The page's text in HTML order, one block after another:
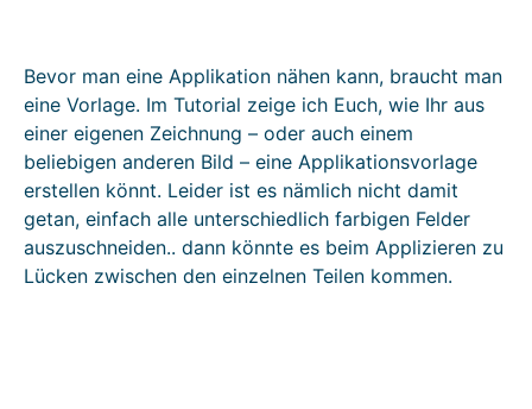
Bevor man eine Applikation nähen kann, braucht man
eine Vorlage. Im Tutorial zeige ich Euch, wie Ihr aus
einer eigenen Zeichnung – oder auch einem
beliebigen anderen Bild – eine Applikationsvorlage
erstellen könnt. Leider ist es nämlich nicht damit
getan, einfach alle unterschiedlich farbigen Felder
auszuschneiden.. dann könnte es beim Applizieren zu
Lücken zwischen den einzelnen Teilen kommen.